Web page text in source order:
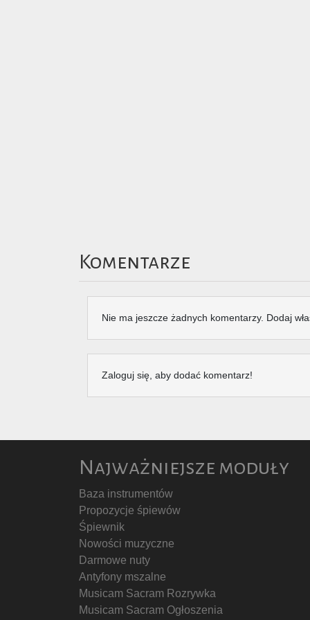
Komentarze
Nie ma jeszcze żadnych komentarzy. Dodaj
Zaloguj się, aby dodać komentarz!
Najważniejsze moduły
Baza instrumentów
Propozycje śpiewów
Śpiewnik
Nowości muzyczne
Darmowe nuty
Antyfony mszalne
Musicam Sacram Rozrywka
Musicam Sacram Ogłoszenia